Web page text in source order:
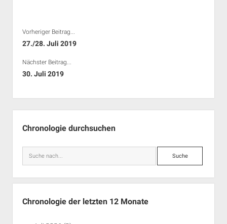
Vorheriger Beitrag...
27./28. Juli 2019
Nächster Beitrag...
30. Juli 2019
Chronologie durchsuchen
Suche
Chronologie der letzten 12 Monate